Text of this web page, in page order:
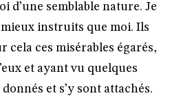
d’une semblable nature. Je
instruits que moi. Ils
cela ces misérables égarés,
et ayant vu quelques
et s’y sont attachés.